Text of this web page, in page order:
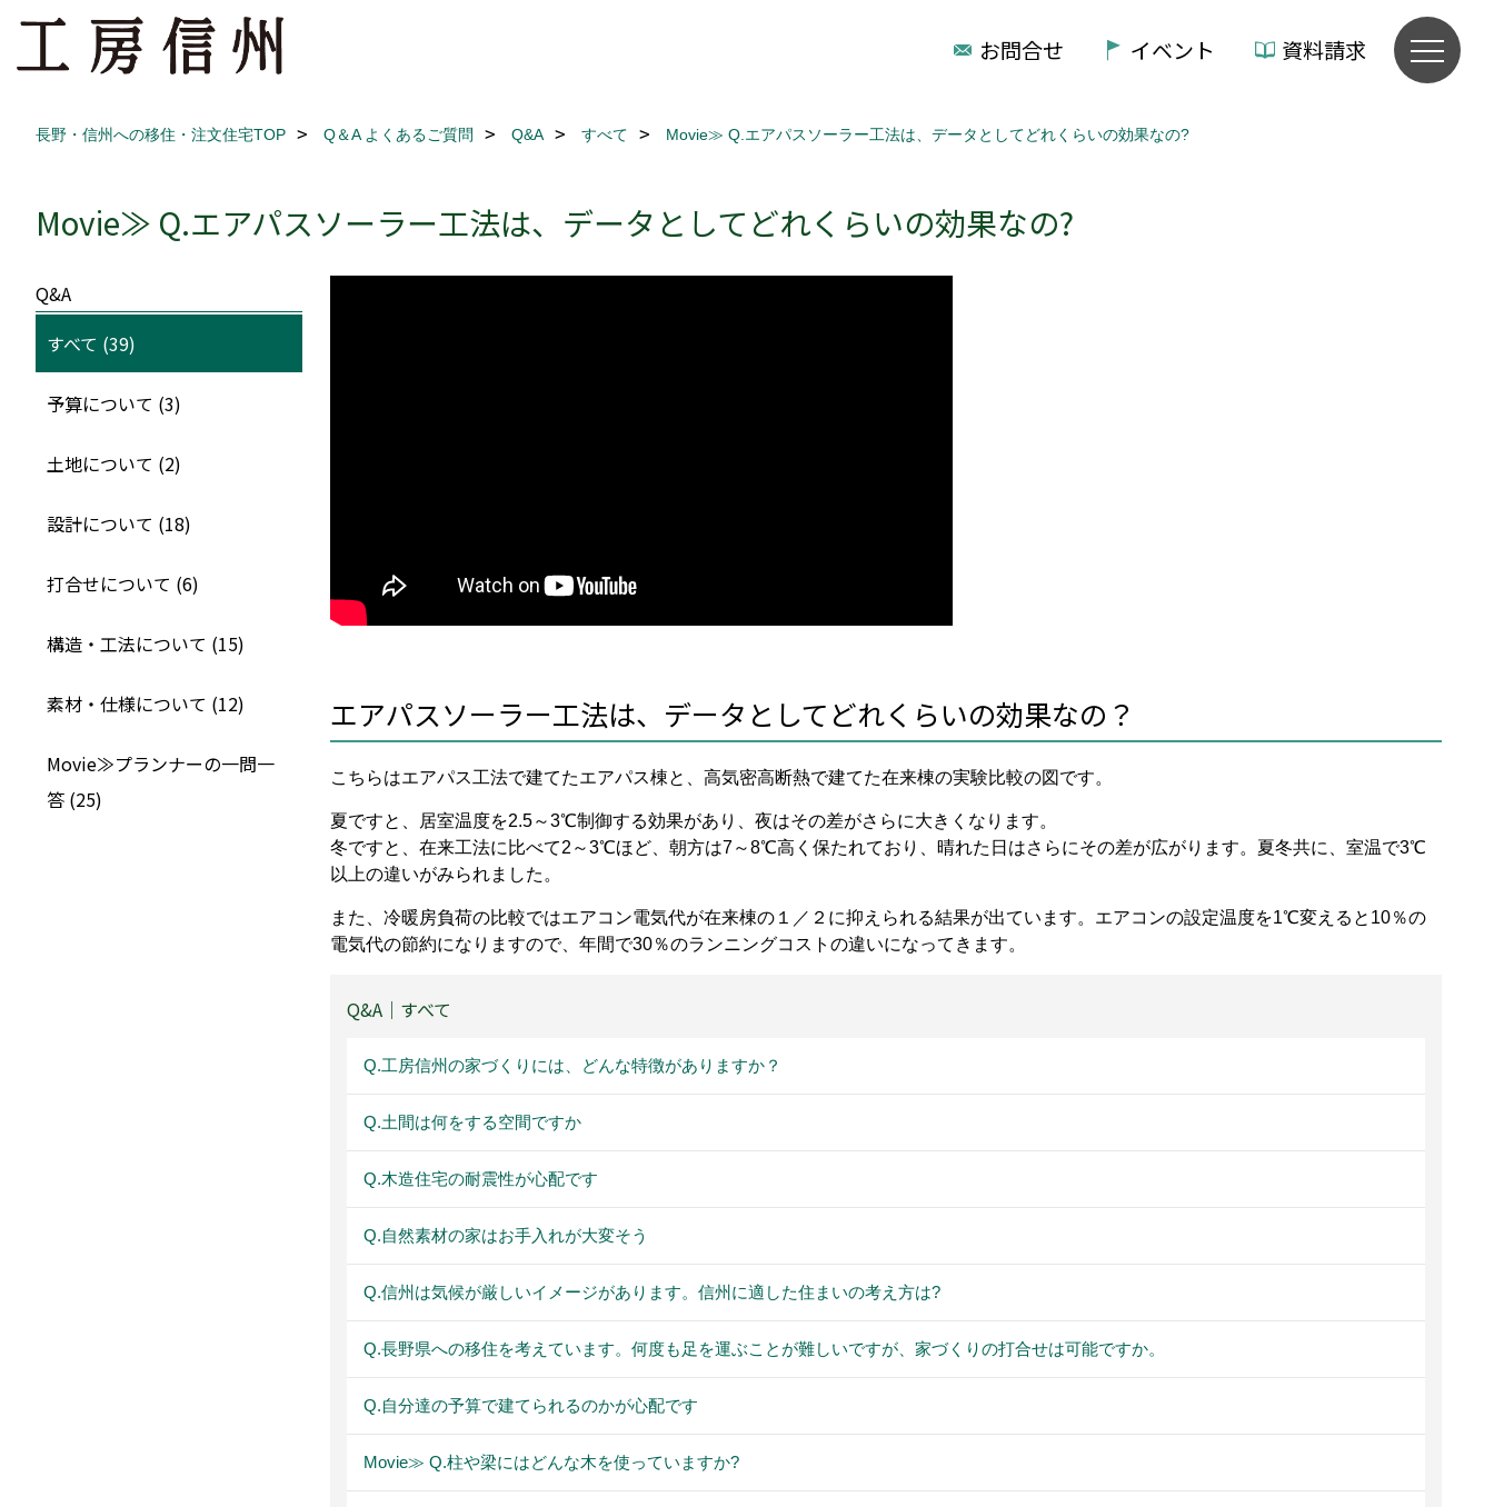
お問合せ イベント 資料請求
長野・信州への移住・注文住宅TOP Q＆A よくあるご質問 Q&A すべて Movie≫ Q.エアパスソーラー工法は、データとしてどれくらいの効果なの?
Movie≫ Q.エアパスソーラー工法は、データとしてどれくらいの効果なの?
エアパスソーラー工法は、データとしてどれくらいの効果なの？
こちらはエアパス工法で建てたエアパス棟と、高気密高断熱で建てた在来棟の実験比較の図です。
夏ですと、居室温度を2.5～3℃制御する効果があり、夜はその差がさらに大きくなります。
冬ですと、在来工法に比べて2～3℃ほど、朝方は7～8℃高く保たれており、晴れた日はさらにその差が広がります。夏冬共に、室温で3℃
以上の違いがみられました。
また、冷暖房負荷の比較ではエアコン電気代が在来棟の１／２に抑えられる結果が出ています。エアコンの設定温度を1℃変えると10％の
電気代の節約になりますので、年間で30％のランニングコストの違いになってきます。
Q&A｜すべて
Q.工房信州の家づくりには、どんな特徴がありますか？
Q.土間は何をする空間ですか
Q.木造住宅の耐震性が心配です
Q.自然素材の家はお手入れが大変そう
Q.信州は気候が厳しいイメージがあります。信州に適した住まいの考え方は?
Q.長野県への移住を考えています。何度も足を運ぶことが難しいですが、家づくりの打合せは可能ですか。
Q.自分達の予算で建てられるのかが心配です
Movie≫ Q.柱や梁にはどんな木を使っていますか?
Q&A
すべて (39)
予算について (3)
土地について (2)
設計について (18)
打合せについて (6)
構造・工法について (15)
素材・仕様について (12)
Movie≫プランナーの一問一
答 (25)